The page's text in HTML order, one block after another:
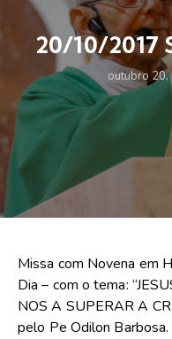
20/10/2017
outubro 20,
Missa com Novena em
Dia – com o tema:
NOS A SUPERAR A
pelo Pe Odilon Barbosa.